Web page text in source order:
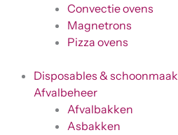
Convectie ovens
Magnetrons
Pizza ovens
Disposables & schoonmaak
Afvalbeheer
Afvalbakken
Asbakken